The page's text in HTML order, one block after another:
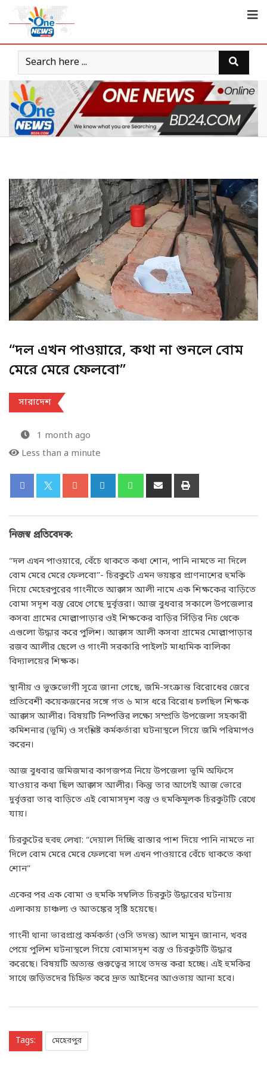
“দল এখন পাওয়ারে, কথা না শুনলে বোম
মেরে মেরে ফেলবো”
সারাদেশ
1 month ago
Less than a minute
নিজস্ব প্রতিবেদক:
“দল এখন পাওয়ারে, বেঁচে থাকতে কথা শোন, পানি নামতে না দিলে
বোম মেরে মেরে ফেলবো”- চিরকুটে এমন ভয়ঙ্কর প্রাণনাশের হুমকি
দিয়ে মেহেরপুরের গাংনীতে আক্কাস আলী নামে এক শিক্ষকের বাড়িতে
বোমা সদৃশ বস্তু রেখে গেছে দুর্বৃত্তরা। আজ বুধবার সকালে উপজেলার
কসবা গ্রামের মোল্লাপাড়ার ওই শিক্ষকের বাড়ির সিঁড়ির নিচ থেকে
এগুলো উদ্ধার করে পুলিশ। আক্কাস আলী কসবা গ্রামের মোল্লাপাড়ার
রজব আলীর ছেলে ও গাংনী সরকারি পাইলট মাধ্যমিক বালিকা
বিদ্যালয়ের শিক্ষক।
স্থানীয় ও ভুক্তভোগী সূত্রে জানা গেছে, জমি-সংক্রান্ত বিরোধের জেরে
প্রতিবেশী কয়েকজনের সঙ্গে গত ৬ মাস ধরে বিরোধ চলছিল শিক্ষক
আক্কাস আলীর। বিষয়টি নিষ্পত্তির লক্ষ্যে সম্প্রতি উপজেলা সহকারী
কমিশনার (ভূমি) ও সংশ্লিষ্ট কর্মকর্তারা ঘটনাস্থলে গিয়ে জমি পরিমাপও
করেন।
আজ বুধবার জমিজমার কাগজপত্র নিয়ে উপজেলা ভূমি অফিসে
যাওয়ার কথা ছিল আক্কাস আলীর। কিন্তু তার আগেই আজ ভোরে
দুর্বৃত্তরা তার বাড়িতে এই বোমাসদৃশ বস্তু ও হুমকিমূলক চিরকুটটি রেখে
যায়।
চিরকুটের হুবহু লেখা: “দেয়াল দিচ্ছি রাস্তার পাশ দিয়ে পানি নামতে না
দিলে বোম মেরে মেরে ফেলবো দল এখন পাওয়ারে বেঁচে থাকতে কথা
শোন”
একের পর এক বোমা ও হুমকি সম্বলিত চিরকুট উদ্ধারের ঘটনায়
এলাকায় চাঞ্চল্য ও আতঙ্কের সৃষ্টি হয়েছে।
গাংনী থানা ভারপ্রাপ্ত কর্মকর্তা (ওসি তদন্ত) আল মামুন জানান, খবর
পেয়ে পুলিশ ঘটনাস্থলে গিয়ে বোমাসদৃশ বস্তু ও চিরকুটটি উদ্ধার
করেছে। বিষয়টি অত্যন্ত গুরুত্বের সাথে তদন্ত করা হচ্ছে। এই হুমকির
সাথে জড়িতদের চিহ্নিত করে দ্রুত আইনের আওতায় আনা হবে।
Tags: মেহেরপুর